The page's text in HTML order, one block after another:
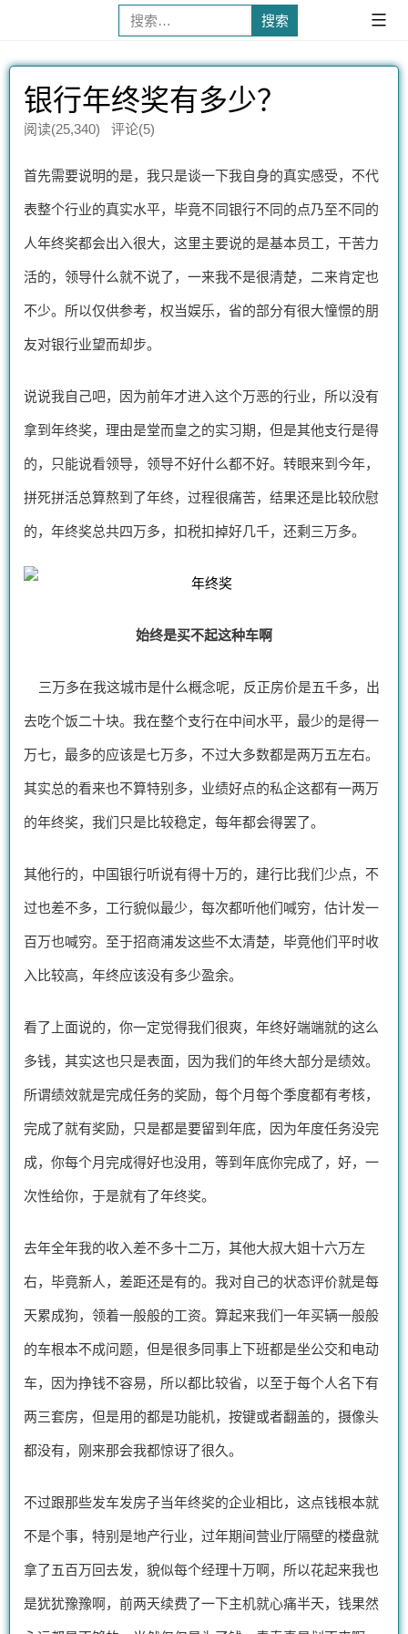
搜
索：
已
展
银行年终奖有多少？
阅读(25,340) 评论(5)
首先需要说明的是，我只是谈一下我自身的真实感受，不代
表整个行业的真实水平，毕竟不同银行不同的点乃至不同的
人年终奖都会出入很大，这里主要说的是基本员工，干苦力
活的，领导什么就不说了，一来我不是很清楚，二来肯定也
不少。所以仅供参考，权当娱乐，省的部分有很大憧憬的朋
友对银行业望而却步。
说说我自己吧，因为前年才进入这个万恶的行业，所以没有
拿到年终奖，理由是堂而皇之的实习期，但是其他支行是得
的，只能说看领导，领导不好什么都不好。转眼来到今年，
拼死拼活总算熬到了年终，过程很痛苦，结果还是比较欣慰
的，年终奖总共四万多，扣税扣掉好几千，还剩三万多。
始终是买不起这种车啊
三万多在我这城市是什么概念呢，反正房价是五千多，出
去吃个饭二十块。我在整个支行在中间水平，最少的是得一
万七，最多的应该是七万多，不过大多数都是两万五左右。
其实总的看来也不算特别多，业绩好点的私企这都有一两万
的年终奖，我们只是比较稳定，每年都会得罢了。
其他行的，中国银行听说有得十万的，建行比我们少点，不
过也差不多，工行貌似最少，每次都听他们喊穷，估计发一
百万也喊穷。至于招商浦发这些不太清楚，毕竟他们平时收
入比较高，年终应该没有多少盈余。
看了上面说的，你一定觉得我们很爽，年终好端端就的这么
多钱，其实这也只是表面，因为我们的年终大部分是绩效。
所谓绩效就是完成任务的奖励，每个月每个季度都有考核，
完成了就有奖励，只是都是要留到年底，因为年度任务没完
成，你每个月完成得好也没用，等到年底你完成了，好，一
次性给你，于是就有了年终奖。
去年全年我的收入差不多十二万，其他大叔大姐十六万左
右，毕竟新人，差距还是有的。我对自己的状态评价就是每
天累成狗，领着一般般的工资。算起来我们一年买辆一般般
的车根本不成问题，但是很多同事上下班都是坐公交和电动
车，因为挣钱不容易，所以都比较省，以至于每个人名下有
两三套房，但是用的都是功能机，按键或者翻盖的，摄像头
都没有，刚来那会我都惊讶了很久。
不过跟那些发车发房子当年终奖的企业相比，这点钱根本就
不是个事，特别是地产行业，过年期间营业厅隔壁的楼盘就
拿了五百万回去发，貌似每个经理十万啊，所以花起来我也
是犹犹豫豫啊，前两天续费了一下主机就心痛半天，钱果然